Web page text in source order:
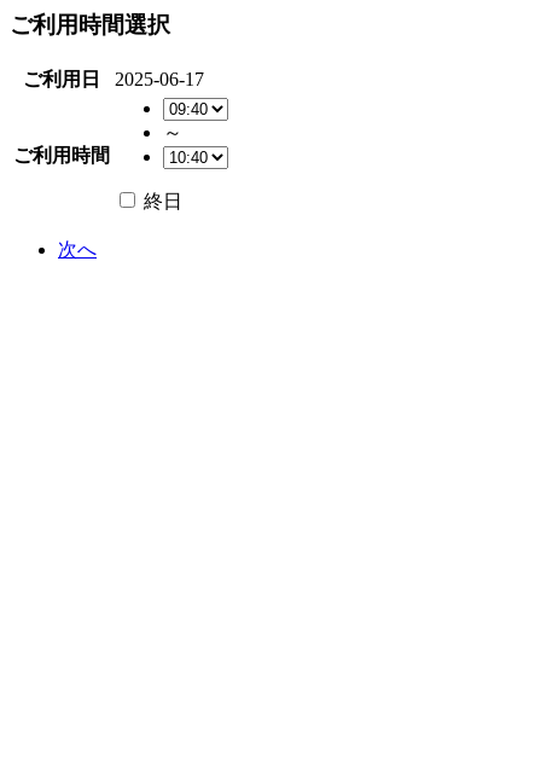
ご利用時間選択
ご利用日 2025-06-17
ご利用時間
～
終日
次へ